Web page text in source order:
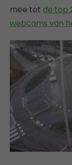
mee tot de top
webcams van